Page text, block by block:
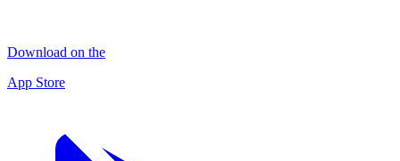
Download on the
App Store